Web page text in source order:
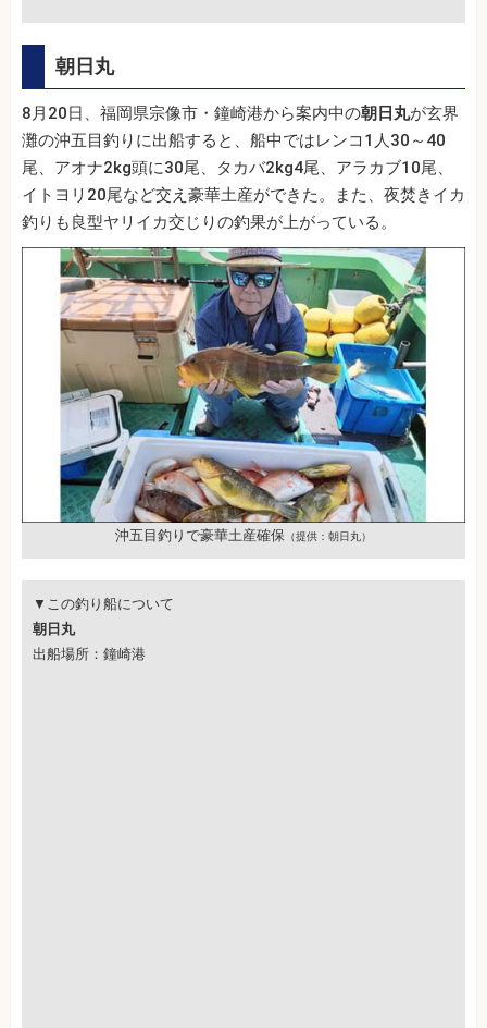
朝日丸
8月20日、福岡県宗像市・鐘崎港から案内中の朝日丸が玄界
灘の沖五目釣りに出船すると、船中ではレンコ1人30～40
尾、アオナ2kg頭に30尾、タカバ2kg4尾、アラカブ10尾、
イトヨリ20尾など交え豪華土産ができた。また、夜焚きイカ
釣りも良型ヤリイカ交じりの釣果が上がっている。
沖五目釣りで豪華土産確保 （提供：朝日丸）
▼この釣り船について
朝日丸
出船場所：鐘崎港